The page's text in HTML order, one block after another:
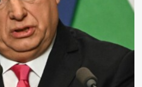
vádolják Nagy